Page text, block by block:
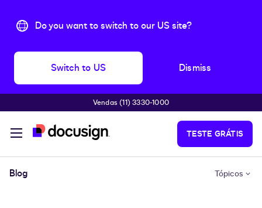
Do you want to switch to our US site?
Switch to US Dismiss
Pular para o conteúdo principal
Vendas (11) 3330-1000
TESTE GRÁTIS
Blog Tópicos